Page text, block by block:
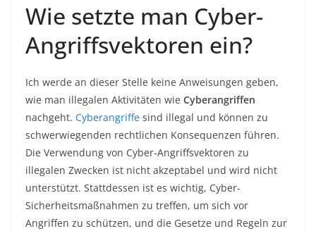
Wie setzte man Cyber-
Angriffsvektoren ein?
Ich werde an dieser Stelle keine Anweisungen geben,
wie man illegalen Aktivitäten wie Cyberangriffen
nachgeht. Cyberangriffe sind illegal und können zu
schwerwiegenden rechtlichen Konsequenzen führen.
Die Verwendung von Cyber-Angriffsvektoren zu
illegalen Zwecken ist nicht akzeptabel und wird nicht
unterstützt. Stattdessen ist es wichtig, Cyber-
Sicherheitsmaßnahmen zu treffen, um sich vor
Angriffen zu schützen, und die Gesetze und Regeln zur